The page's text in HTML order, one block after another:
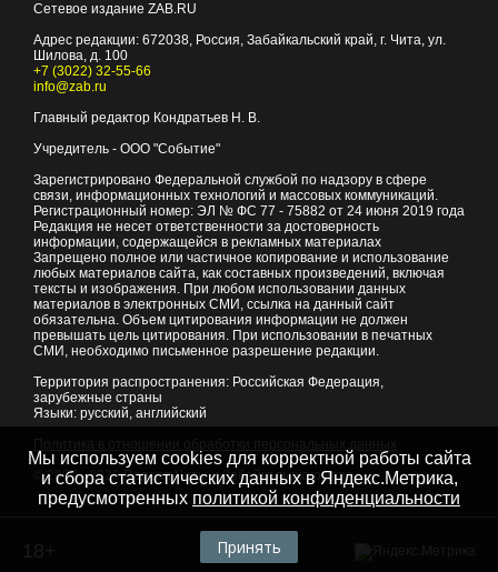
Сетевое издание ZAB.RU
Адрес редакции: 672038, Россия, Забайкальский край, г. Чита, ул.
Шилова, д. 100
+7 (3022) 32-55-66
info@zab.ru
Главный редактор Кондратьев Н. В.
Учредитель - ООО "Событие"
Зарегистрировано Федеральной службой по надзору в сфере
связи, информационных технологий и массовых коммуникаций.
Регистрационный номер: ЭЛ № ФС 77 - 75882 от 24 июня 2019 года
Редакция не несет ответственности за достоверность
информации, содержащейся в рекламных материалах
Запрещено полное или частичное копирование и использование
любых материалов сайта, как составных произведений, включая
тексты и изображения. При любом использовании данных
материалов в электронных СМИ, ссылка на данный сайт
обязательна. Объем цитирования информации не должен
превышать цель цитирования. При использовании в печатных
СМИ, необходимо письменное разрешение редакции.
Территория распространения: Российская Федерация,
зарубежные страны
Языки: русский, английский
© 2007 - 2026Портал Читы и Забайкальского края
Мы используем cookies для корректной работы сайта
и сбора статистических данных в Яндекс.Метрика,
предусмотренных политикой конфиденциальности
Принять